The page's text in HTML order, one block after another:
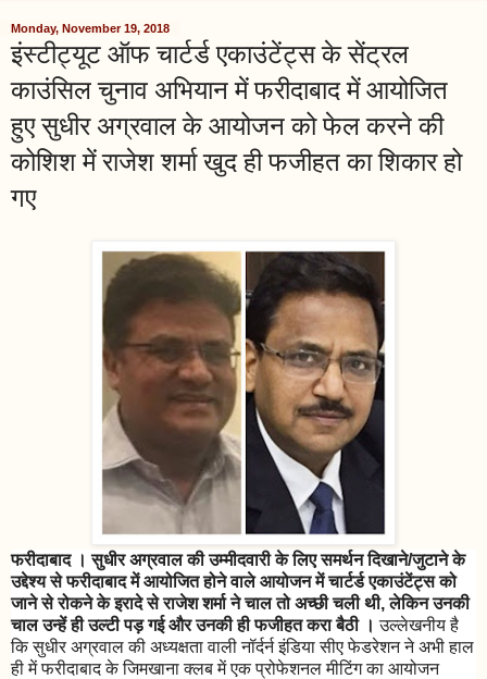
Monday, November 19, 2018
इंस्टीट्यूट ऑफ चार्टर्ड एकाउंटेंट्स के सेंट्रल
काउंसिल चुनाव अभियान में फरीदाबाद में आयोजित
हुए सुधीर अग्रवाल के आयोजन को फेल करने की
कोशिश में राजेश शर्मा खुद ही फजीहत का शिकार हो
गए
फरीदाबाद । सुधीर अग्रवाल की उम्मीदवारी के लिए समर्थन दिखाने/जुटाने के
उद्देश्य से फरीदाबाद में आयोजित होने वाले आयोजन में चार्टर्ड एकाउंटेंट्स को
जाने से रोकने के इरादे से राजेश शर्मा ने चाल तो अच्छी चली थी, लेकिन उनकी
चाल उन्हें ही उल्टी पड़ गई और उनकी ही फजीहत करा बैठी । उल्लेखनीय है
कि सुधीर अग्रवाल की अध्यक्षता वाली नॉर्दर्न इंडिया सीए फेडरेशन ने अभी हाल
ही में फरीदाबाद के जिमखाना क्लब में एक प्रोफेशनल मीटिंग का आयोजन